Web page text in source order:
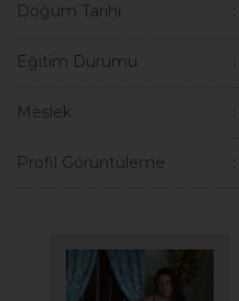
Doğum Tarihi
Eğitim Durumu
Meslek
Profil Görüntüleme